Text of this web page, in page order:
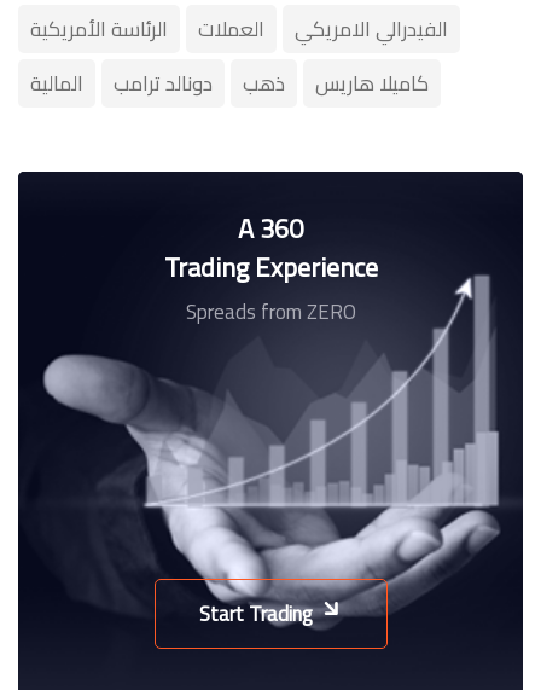
الرئاسة الأمريكية
العملات
الفيدرالي الامريكي
المالية
دونالد ترامب ذهب كاميلا هاريس
A 360
Trading Experience
Spreads from ZERO
Start Trading